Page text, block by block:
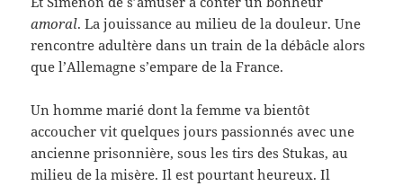
amoral. La jouissance au milieu de la douleur. Une
rencontre adultère dans un train de la débâcle alors
que l’Allemagne s’empare de la France.
Un homme marié dont la femme va bientôt
accoucher vit quelques jours passionnés avec une
ancienne prisonnière, sous les tirs des Stukas, au
milieu de la misère. Il est pourtant heureux. Il